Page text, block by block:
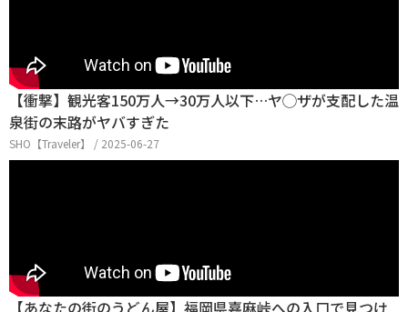
【衝撃】観光客150万人→30万人以下…ヤ◯ザが支配した温
泉街の末路がヤバすぎた
SHO【Traveler】 / 2025-06-27
【あなたの街のうどん屋】福岡県嘉麻峠への入口で見つけ